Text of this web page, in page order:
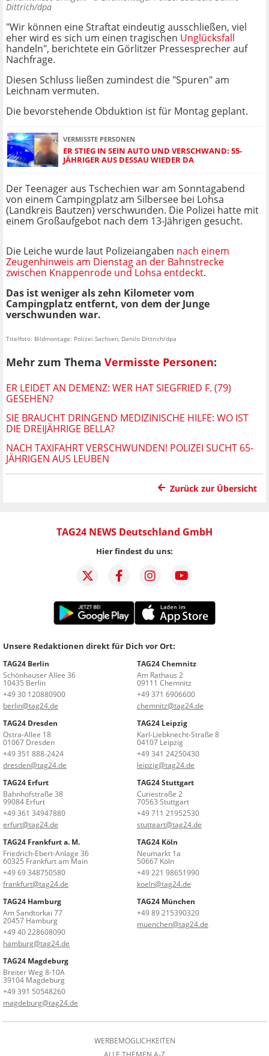
Dittrich/dpa
"Wir können eine Straftat eindeutig ausschließen, viel
eher wird es sich um einen tragischen Unglücksfall
handeln", berichtete ein Görlitzer Pressesprecher auf
Nachfrage.
Diesen Schluss ließen zumindest die "Spuren" am
Leichnam vermuten.
Die bevorstehende Obduktion ist für Montag geplant.
VERMISSTE PERSONEN
ER STIEG IN SEIN AUTO UND VERSCHWAND: 55-
JÄHRIGER AUS DESSAU WIEDER DA
Der Teenager aus Tschechien war am Sonntagabend
von einem Campingplatz am Silbersee bei Lohsa
(Landkreis Bautzen) verschwunden. Die Polizei hatte mit
einem Großaufgebot nach dem 13-Jährigen gesucht.
Die Leiche wurde laut Polizeiangaben nach einem
Zeugenhinweis am Dienstag an der Bahnstrecke
zwischen Knappenrode und Lohsa entdeckt.
Das ist weniger als zehn Kilometer vom
Campingplatz entfernt, von dem der Junge
verschwunden war.
Titelfoto: Bildmontage: Polizei Sachsen, Danilo Dittrich/dpa
Mehr zum Thema Vermisste Personen:
ER LEIDET AN DEMENZ: WER HAT SIEGFRIED F. (79)
GESEHEN?
SIE BRAUCHT DRINGEND MEDIZINISCHE HILFE: WO IST
DIE DREIJÄHRIGE BELLA?
NACH TAXIFAHRT VERSCHWUNDEN! POLIZEI SUCHT 65-
JÄHRIGEN AUS LEUBEN
Zurück zur Übersicht
TAG24 NEWS Deutschland GmbH
Hier findest du uns:
Unsere Redaktionen direkt für Dich vor Ort:
TAG24 Berlin
Schönhauser Allee 36
10435 Berlin
+49 30 120880900
berlin@tag24.de
TAG24 Chemnitz
Am Rathaus 2
09111 Chemnitz
+49 371 6906600
chemnitz@tag24.de
TAG24 Dresden
Ostra-Allee 18
01067 Dresden
+49 351 888-2424
dresden@tag24.de
TAG24 Leipzig
Karl-Liebknecht-Straße 8
04107 Leipzig
+49 341 24250430
leipzig@tag24.de
TAG24 Erfurt
Bahnhofstraße 38
99084 Erfurt
+49 361 34947880
erfurt@tag24.de
TAG24 Stuttgart
Curiestraße 2
70563 Stuttgart
+49 711 21952530
stuttgart@tag24.de
TAG24 Frankfurt a. M.
Friedrich-Ebert-Anlage 36
60325 Frankfurt am Main
+49 69 348750580
frankfurt@tag24.de
TAG24 Köln
Neumarkt 1a
50667 Köln
+49 221 98651990
koeln@tag24.de
TAG24 Hamburg
Am Sandtorkai 77
20457 Hamburg
+49 40 228608090
hamburg@tag24.de
TAG24 München
+49 89 215390320
muenchen@tag24.de
TAG24 Magdeburg
Breiter Weg 8-10A
39104 Magdeburg
+49 391 50548260
magdeburg@tag24.de
WERBEMÖGLICHKEITEN